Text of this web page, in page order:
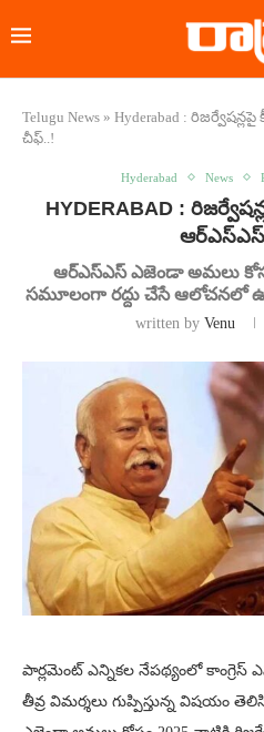
Telugu News » Hyderabad :
చీఫ్..!
Hyderabad News
HYDERABAD :
ఆర్ఎస్ఎస్ ఎజెండా అమలు
సమూలంగా రద్దు చేసే ఆలోచనలో
written by Venu
పార్లమెంట్ ఎన్నికల నేపథ్యంలో కాంగ్రెస్
తీవ్ర విమర్శలు గుప్పిస్తున్న విషయం